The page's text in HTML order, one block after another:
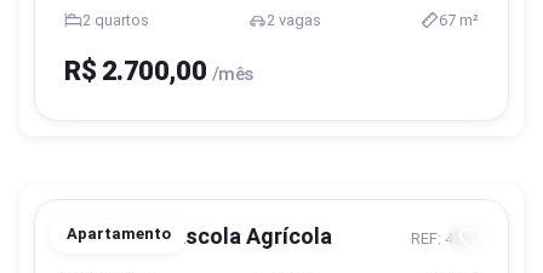
2 quartos 2 vagas 67 m²
R$ 2.700,00 /mês
Apartamento
Blumenau, Escola Agrícola REF: 4217